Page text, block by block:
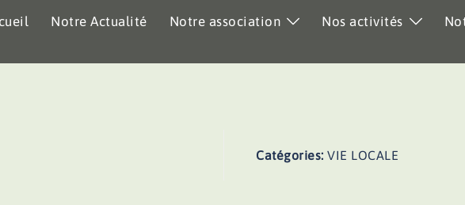
Notre Actualité Notre association Nos activités
Catégories:VIE LOCALE